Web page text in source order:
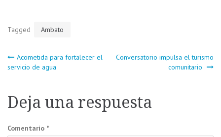
Tagged Ambato
Navegación
entradas
Acometida para fortalecer el
servicio de agua
Conversatorio impulsa el turismo
comunitario
Deja una respuesta
Comentario *